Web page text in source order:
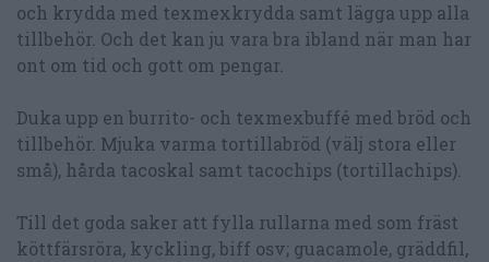
och krydda med texmexkrydda samt lägga upp alla
tillbehör. Och det kan ju vara bra ibland när man har
ont om tid och gott om pengar.
Duka upp en burrito- och texmexbuffé med bröd och
tillbehör. Mjuka varma tortillabröd (välj stora eller
små), hårda tacoskal samt tacochips (tortillachips).
Till det goda saker att fylla rullarna med som fräst
köttfärsröra, kyckling, biff osv; guacamole, gräddfil,